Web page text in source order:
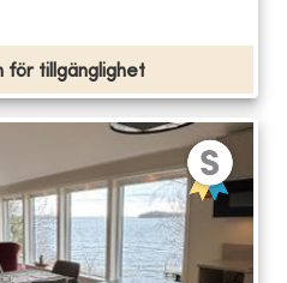
för tillgänglighet